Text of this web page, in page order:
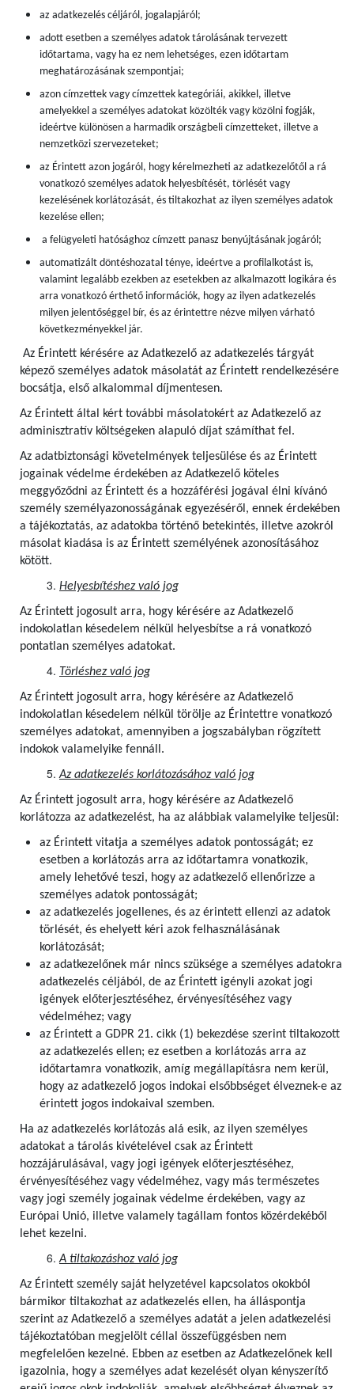
az adatkezelés céljáról, jogalapjáról;
adott esetben a személyes adatok tárolásának tervezett
időtartama, vagy ha ez nem lehetséges, ezen időtartam
meghatározásának szempontjai;
azon címzettek vagy címzettek kategóriái, akikkel, illetve
amelyekkel a személyes adatokat közölték vagy közölni fogják,
ideértve különösen a harmadik országbeli címzetteket, illetve a
nemzetközi szervezeteket;
az Érintett azon jogáról, hogy kérelmezheti az adatkezelőtől a rá
vonatkozó személyes adatok helyesbítését, törlését vagy
kezelésének korlátozását, és tiltakozhat az ilyen személyes adatok
kezelése ellen;
a felügyeleti hatósághoz címzett panasz benyújtásának jogáról;
automatizált döntéshozatal ténye, ideértve a profilalkotást is,
valamint legalább ezekben az esetekben az alkalmazott logikára és
arra vonatkozó érthető információk, hogy az ilyen adatkezelés
milyen jelentőséggel bír, és az érintettre nézve milyen várható
következményekkel jár.
Az Érintett kérésére az Adatkezelő az adatkezelés tárgyát
képező személyes adatok másolatát az Érintett rendelkezésére
bocsátja, első alkalommal díjmentesen.
Az Érintett által kért további másolatokért az Adatkezelő az
adminisztratív költségeken alapuló díjat számíthat fel.
Az adatbiztonsági követelmények teljesülése és az Érintett
jogainak védelme érdekében az Adatkezelő köteles
meggyőződni az Érintett és a hozzáférési jogával élni kívánó
személy személyazonosságának egyezéséről, ennek érdekében
a tájékoztatás, az adatokba történő betekintés, illetve azokról
másolat kiadása is az Érintett személyének azonosításához
kötött.
Helyesbítéshez való jog
Az Érintett jogosult arra, hogy kérésére az Adatkezelő
indokolatlan késedelem nélkül helyesbítse a rá vonatkozó
pontatlan személyes adatokat.
Törléshez való jog
Az Érintett jogosult arra, hogy kérésére az Adatkezelő
indokolatlan késedelem nélkül törölje az Érintettre vonatkozó
személyes adatokat, amennyiben a jogszabályban rögzített
indokok valamelyike fennáll.
Az adatkezelés korlátozásához való jog
Az Érintett jogosult arra, hogy kérésére az Adatkezelő
korlátozza az adatkezelést, ha az alábbiak valamelyike teljesül:
az Érintett vitatja a személyes adatok pontosságát; ez
esetben a korlátozás arra az időtartamra vonatkozik,
amely lehetővé teszi, hogy az adatkezelő ellenőrizze a
személyes adatok pontosságát;
az adatkezelés jogellenes, és az érintett ellenzi az adatok
törlését, és ehelyett kéri azok felhasználásának
korlátozását;
az adatkezelőnek már nincs szüksége a személyes adatokra
adatkezelés céljából, de az Érintett igényli azokat jogi
igények előterjesztéséhez, érvényesítéséhez vagy
védelméhez; vagy
az Érintett a GDPR 21. cikk (1) bekezdése szerint tiltakozott
az adatkezelés ellen; ez esetben a korlátozás arra az
időtartamra vonatkozik, amíg megállapításra nem kerül,
hogy az adatkezelő jogos indokai elsőbbséget élveznek-e az
érintett jogos indokaival szemben.
Ha az adatkezelés korlátozás alá esik, az ilyen személyes
adatokat a tárolás kivételével csak az Érintett
hozzájárulásával, vagy jogi igények előterjesztéséhez,
érvényesítéséhez vagy védelméhez, vagy más természetes
vagy jogi személy jogainak védelme érdekében, vagy az
Európai Unió, illetve valamely tagállam fontos közérdekéből
lehet kezelni.
A tiltakozáshoz való jog
Az Érintett személy saját helyzetével kapcsolatos okokból
bármikor tiltakozhat az adatkezelés ellen, ha álláspontja
szerint az Adatkezelő a személyes adatát a jelen adatkezelési
tájékoztatóban megjelölt céllal összefüggésben nem
megfelelően kezelné. Ebben az esetben az Adatkezelőnek kell
igazolnia, hogy a személyes adat kezelését olyan kényszerítő